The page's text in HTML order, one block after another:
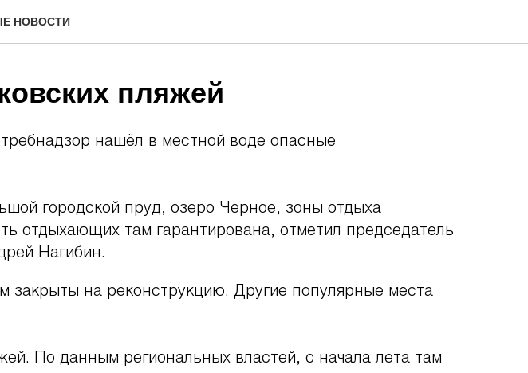
НОВОСТИ
пляжей
нашёл в местной воде опасные
городской пруд, озеро Черное, зоны отдыха
отдыхающих там гарантирована, отметил председатель
Нагибин.
закрыты на реконструкцию. Другие популярные места
По данным региональных властей, с начала лета там